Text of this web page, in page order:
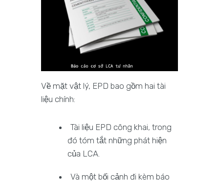
Về mặt vật lý, EPD bao gồm hai tài
liệu chính:
Tài liệu EPD công khai, trong
đó tóm tắt những phát hiện
của LCA.
Và một bối cảnh đi kèm báo